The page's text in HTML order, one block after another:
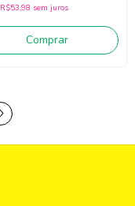
R$53,98 sem juros
Comprar